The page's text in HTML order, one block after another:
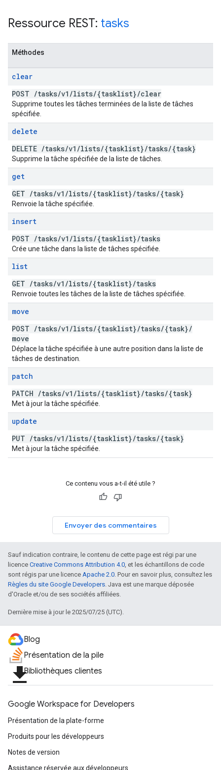
Ressource REST: tasks
Méthodes
clear
POST /tasks/v1 /lists/{tasklist}/clear
Supprime toutes les tâches terminées de la liste de tâches
spécifiée.
delete
DELETE /tasks/v1 /lists/{tasklist}/tasks/{task}
Supprime la tâche spécifiée de la liste de tâches.
get
GET /tasks/v1 /lists/{tasklist}/tasks/{task}
Renvoie la tâche spécifiée.
insert
POST /tasks/v1 /lists/{tasklist}/tasks
Crée une tâche dans la liste de tâches spécifiée.
list
GET /tasks/v1 /lists/{tasklist}/tasks
Renvoie toutes les tâches de la liste de tâches spécifiée.
move
POST /tasks/v1 /lists/{tasklist}/tasks/{task}/
move
Déplace la tâche spécifiée à une autre position dans la liste de
tâches de destination.
patch
PATCH /tasks/v1 /lists/{tasklist}/tasks/{task}
Met à jour la tâche spécifiée.
update
PUT /tasks/v1 /lists/{tasklist}/tasks/{task}
Met à jour la tâche spécifiée.
Ce contenu vous a-t-il été utile ?
Envoyer des commentaires
Sauf indication contraire, le contenu de cette page est régi par une
licence Creative Commons Attribution 4.0, et les échantillons de code
sont régis par une licence Apache 2.0. Pour en savoir plus, consultez les
Règles du site Google Developers. Java est une marque déposée
d'Oracle et/ou de ses sociétés affiliées.
Dernière mise à jour le 2025/07/25 (UTC).
Blog
Présentation de la pile
file_downloadBibliothèques clientes
Google Workspace for Developers
Présentation de la plate-forme
Produits pour les développeurs
Notes de version
Assistance réservée aux développeurs